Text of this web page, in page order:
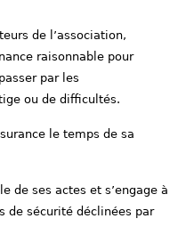
de l’association,
raisonnable pour
par les
ou de difficultés.
le temps de sa
de ses actes et s’engage à
de sécurité déclinées par